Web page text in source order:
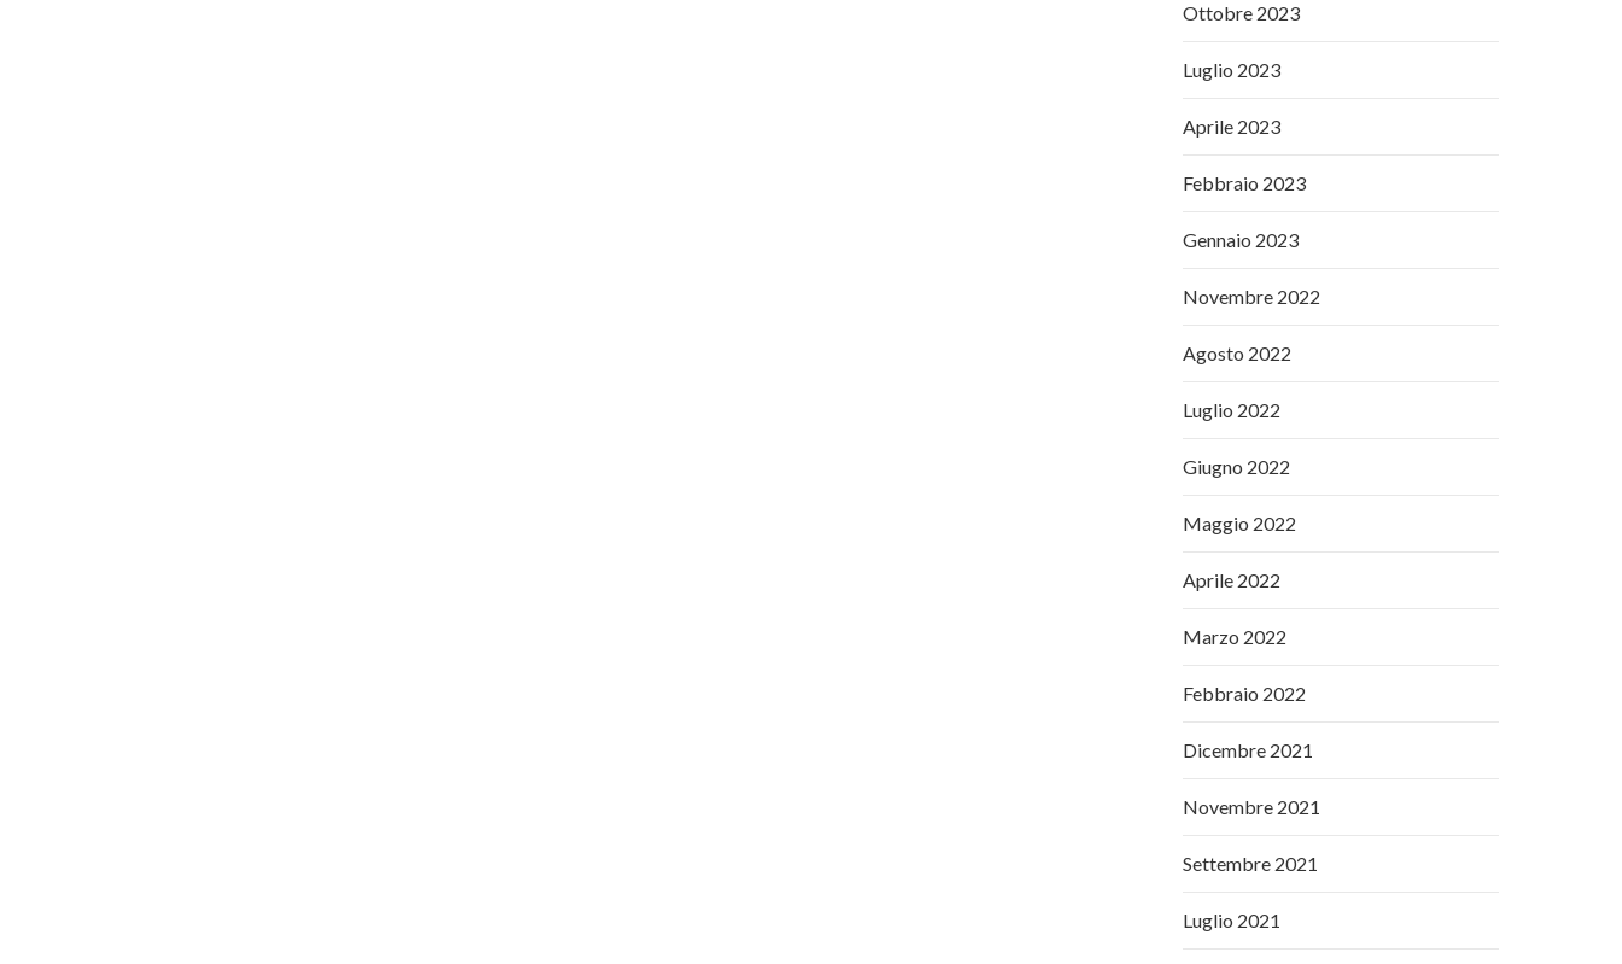
Ottobre 2023
Luglio 2023
Aprile 2023
Febbraio 2023
Gennaio 2023
Novembre 2022
Agosto 2022
Luglio 2022
Giugno 2022
Maggio 2022
Aprile 2022
Marzo 2022
Febbraio 2022
Dicembre 2021
Novembre 2021
Settembre 2021
Luglio 2021